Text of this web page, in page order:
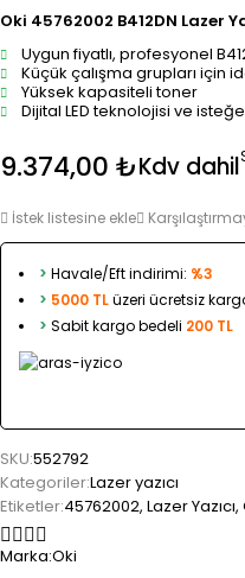
Oki 45762002 B412DN Lazer
Uygun fiyatlı, profesyonel
Küçük çalışma grupları için
Yüksek kapasiteli toner
Dijital LED teknolojisi ve
9.374,00 ₺Kdv dahil
İstek listesine ekle
> Havale/Eft indirimi: %3
> 5000 TLüzeri ücretsiz
> Sabit kargo bedeli 200 TL
SKU:552792
Kategoriler:Lazer yazıcı
Etiketler:45762002, Lazer Yazıcı,
Marka:Oki